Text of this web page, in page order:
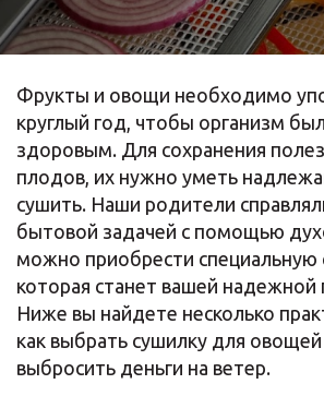
Фрукты и овощи необходимо
круглый год, чтобы организм
здоровым. Для сохранения
плодов, их нужно уметь
сушить. Наши родители
бытовой задачей с помощью
можно приобрести специальную
которая станет вашей
Ниже вы найдете несколько
как выбрать сушилку для
выбросить деньги на ветер.